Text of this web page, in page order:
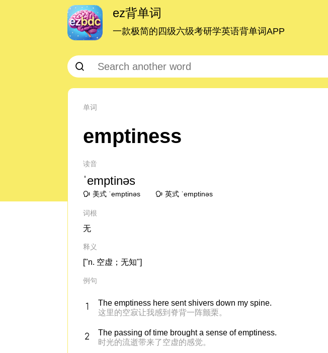
ez背单词
一款极简的四级六级考研学英语背单词APP
单词
emptiness
读音
ˈemptinəs
美式 ˈemptinəs 英式 ˈemptinəs
词根
无
释义
["n. 空虚；无知"]
例句
The emptiness here sent shivers down my spine.
这里的空寂让我感到脊背一阵颤栗。
The passing of time brought a sense of emptiness.
时光的流逝带来了空虚的感觉。